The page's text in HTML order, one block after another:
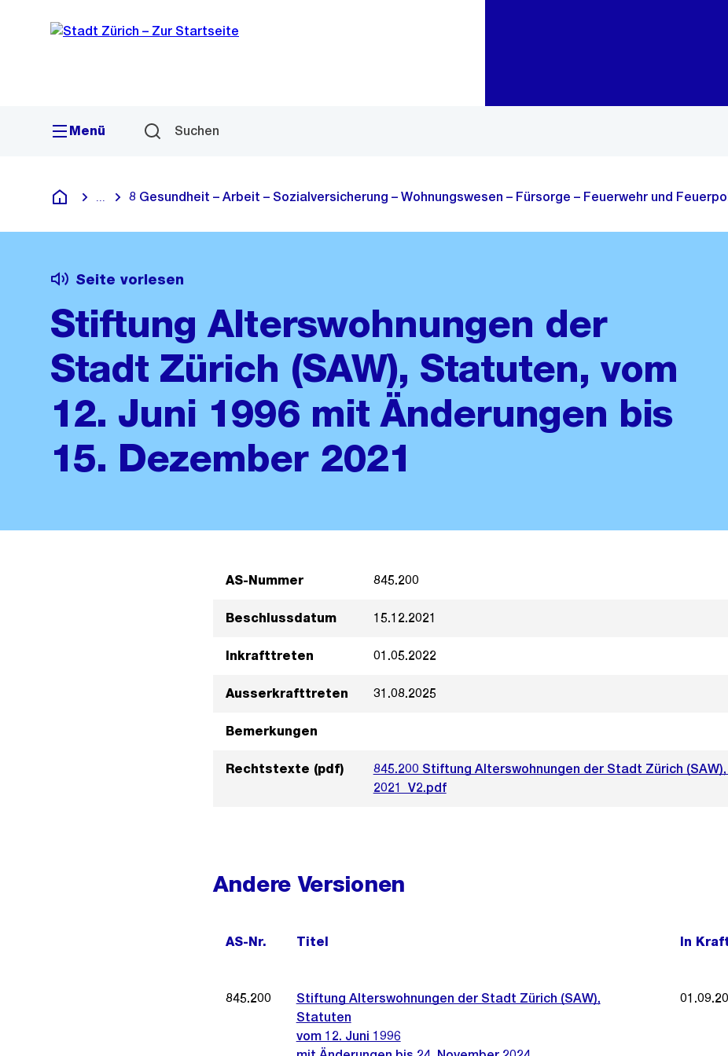
Navigation
Sprunglink
Menü Suchen
Deutsch
Blende alle Breadcrumbs ein
8 Gesundheit – Arbeit – Sozialversicherung – Wohnungswesen – Fürsorge – Feuerwehr und
Seite vorlesen
Stiftung Alterswohnungen der
Stadt Zürich (SAW), Statuten, vom
12. Juni 1996 mit Änderungen bis
15. Dezember 2021
AS-Nummer 845.200
Beschlussdatum 15.12.2021
Inkrafttreten 01.05.2022
Ausserkrafttreten 31.08.2025
Bemerkungen
Rechtstexte (pdf)
845.200 Stiftung Alterswohnungen der Stadt Zürich
2021_V2.pdf
Andere Versionen
AS-Nr. Titel In
845.200
Stiftung Alterswohnungen der Stadt Zürich (SAW),
Statuten
vom 12. Juni 1996